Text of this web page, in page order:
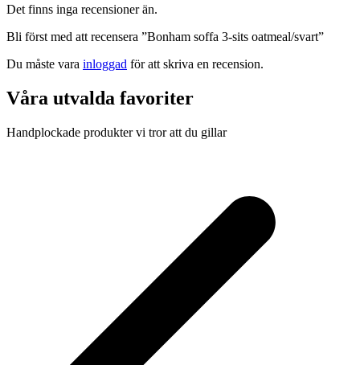
Det finns inga recensioner än.
Bli först med att recensera ”Bonham soffa 3-sits oatmeal/svart”
Du måste vara inloggad för att skriva en recension.
Våra utvalda favoriter
Handplockade produkter vi tror att du gillar